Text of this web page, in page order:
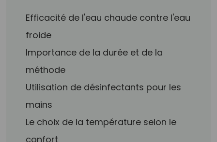
Efficacité de l'eau chaude contre l'eau
froide
Importance de la durée et de la
méthode
Utilisation de désinfectants pour les
mains
Le choix de la température selon le
confort